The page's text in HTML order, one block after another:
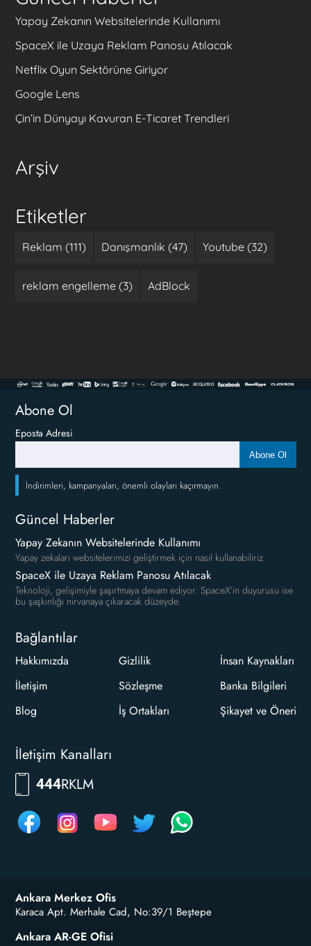
Yapay Zekanın Websitelerinde Kullanımı
SpaceX ile Uzaya Reklam Panosu Atılacak
Netflix Oyun Sektörüne Giriyor
Google Lens
Çin’in Dünyayı Kavuran E-Ticaret Trendleri
Arşiv
Etiketler
Reklam (111) Danışmanlık (47) Youtube (32)
reklam engelleme (3) AdBlock
Abone Ol
Eposta Adresi
Abone Ol
İndirimleri, kampanyaları, önemli olayları kaçırmayın.
Güncel Haberler
Yapay Zekanın Websitelerinde Kullanımı
Yapay zekaları websitelerimizi geliştirmek için nasıl kullanabiliriz
SpaceX ile Uzaya Reklam Panosu Atılacak
Teknoloji, gelişimiyle şaşırtmaya devam ediyor. SpaceX'in duyurusu ise
bu şaşkınlığı nirvanaya çıkaracak düzeyde.
Bağlantılar
Hakkımızda
İletişim
Blog
Gizlilik
Sözleşme
İş Ortakları
İnsan Kaynakları
Banka Bilgileri
Şikayet ve Öneri
İletişim Kanalları
444RKLM
Ankara Merkez Ofis
Karaca Apt. Merhale Cad, No:39/1 Beştepe
Ankara AR-GE Ofisi